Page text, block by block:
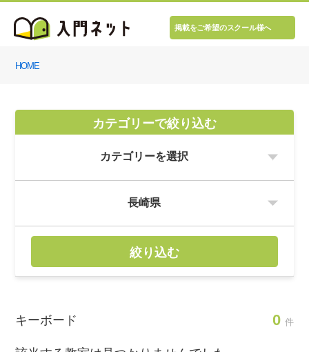
掲載をご希望のスクール様へ
HOME
カテゴリーで絞り込む
絞り込む
キーボード 0 件